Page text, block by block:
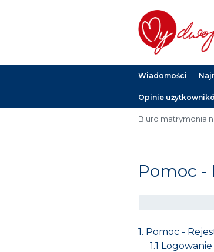
Wiadomości
Opinie
Biuro
Pomoc -
1. Pomoc -
1.1